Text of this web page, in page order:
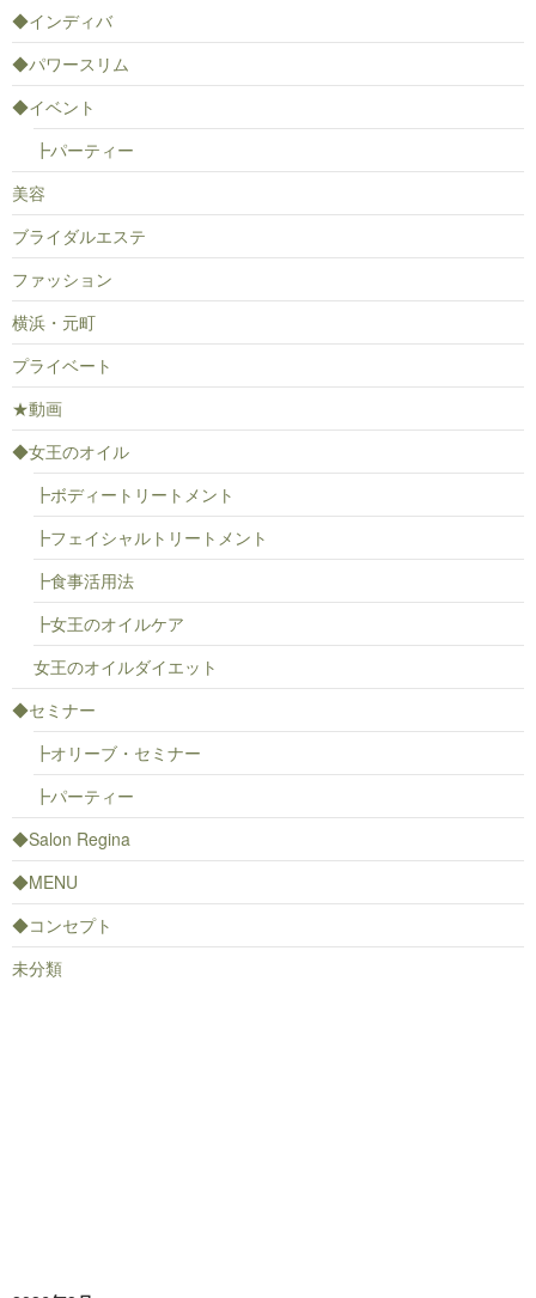
◆インディバ
◆パワースリム
◆イベント
┣パーティー
美容
ブライダルエステ
ファッション
横浜・元町
プライベート
★動画
◆女王のオイル
┣ボディートリートメント
┣フェイシャルトリートメント
┣食事活用法
┣女王のオイルケア
女王のオイルダイエット
◆セミナー
┣オリーブ・セミナー
┣パーティー
◆Salon Regina
◆MENU
◆コンセプト
未分類